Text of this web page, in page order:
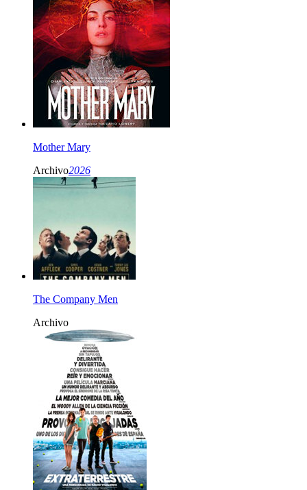
Mother Mary
Archivo2026
The Company Men
Archivo